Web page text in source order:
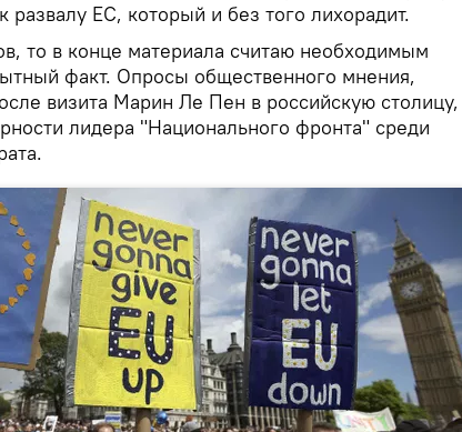
развалу ЕС, который и без того лихорадит.
то в конце материала считаю необходимым
факт. Опросы общественного мнения,
визита Марин Ле Пен в российскую столицу,
лидера "Национального фронта" среди